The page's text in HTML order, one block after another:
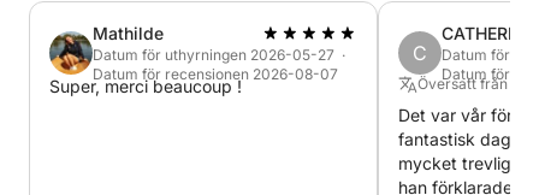
Avslappnad atmosfär, musik, solsken, simning,
snorkling
Jag erbjuder även temautflykter: möhippa,
födelsedagar, picknick till sjöss eller helt enkelt
Mathilde
Datum för uthyrningen 2026-05-27 ·
Datum för recensionen 2026-08-07
Super, merci beaucoup !
C
CATHERINE
Datum för
Datum för
Översatt från
Det var vår
fantastisk dag.
mycket trevlig.
han förklarade